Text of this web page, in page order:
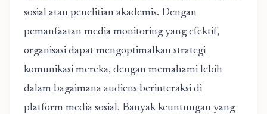
sosial atau penelitian akademis. Dengan
pemanfaatan media monitoring yang efektif,
organisasi dapat mengoptimalkan strategi
komunikasi mereka, dengan memahami lebih
dalam bagaimana audiens berinteraksi di
platform media sosial. Banyak keuntungan yang